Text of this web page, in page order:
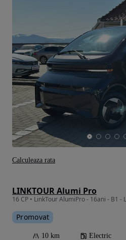
LINKTOUR Alumi Pro
Promovat
10 km Electric
Calculeaza rata